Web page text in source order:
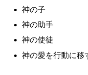
神の子
神の助手
神の使徒
神の愛を行動に移